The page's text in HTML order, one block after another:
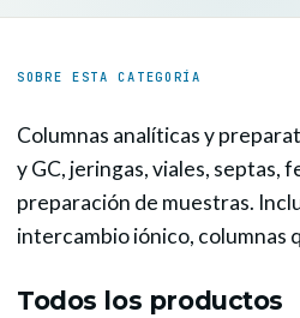
SOBRE ESTA CATEGORÍA
Columnas analíticas y
y GC, jeringas, viales, septas,
preparación de muestras.
intercambio iónico, columnas
Todos los productos